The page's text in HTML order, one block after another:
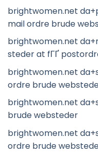
brightwomen.net
mail ordre brude
brightwomen.net
steder at fГҐ
brightwomen.net
ordre brude
brightwomen.net
brude websteder
brightwomen.net
ordre brude